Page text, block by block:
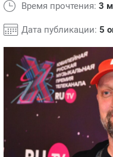
Время прочтения: 3
Дата публикации: 5